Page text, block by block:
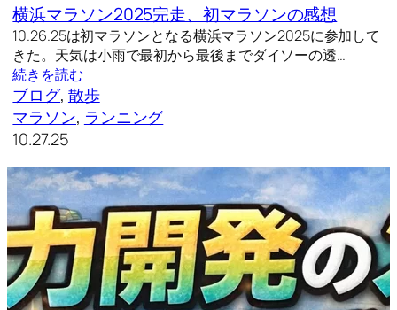
横浜マラソン2025完走、初マラソンの感想
10.26.25は初マラソンとなる横浜マラソン2025に参加して
きた。天気は小雨で最初から最後までダイソーの透…
続きを読む
ブログ, 散歩
マラソン, ランニング
10.27.25